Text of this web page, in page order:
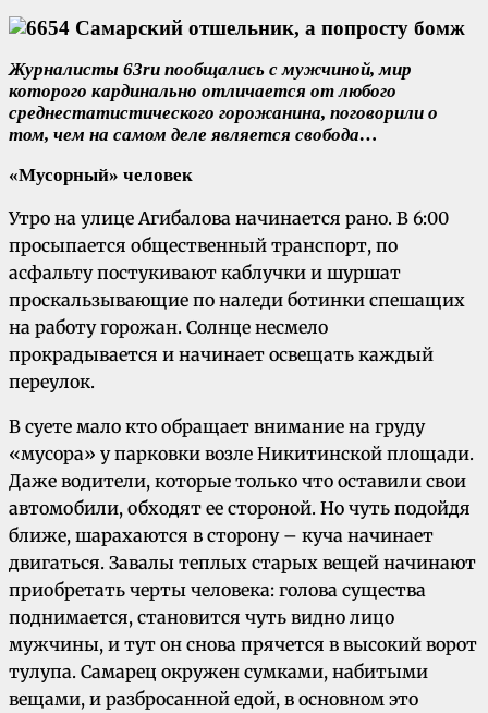
Журналисты 63ru пообщались с мужчиной, мир
которого кардинально отличается от любого
среднестатистического горожанина, поговорили о
том, чем на самом деле является свобода…
«Мусорный» человек
Утро на улице Агибалова начинается рано. В 6:00
просыпается общественный транспорт, по
асфальту постукивают каблучки и шуршат
проскальзывающие по наледи ботинки спешащих
на работу горожан. Солнце несмело
прокрадывается и начинает освещать каждый
переулок.
В суете мало кто обращает внимание на груду
«мусора» у парковки возле Никитинской площади.
Даже водители, которые только что оставили свои
автомобили, обходят ее стороной. Но чуть подойдя
ближе, шарахаются в сторону – куча начинает
двигаться. Завалы теплых старых вещей начинают
приобретать черты человека: голова существа
поднимается, становится чуть видно лицо
мужчины, и тут он снова прячется в высокий ворот
тулупа. Самарец окружен сумками, набитыми
вещами, и разбросанной едой, в основном это